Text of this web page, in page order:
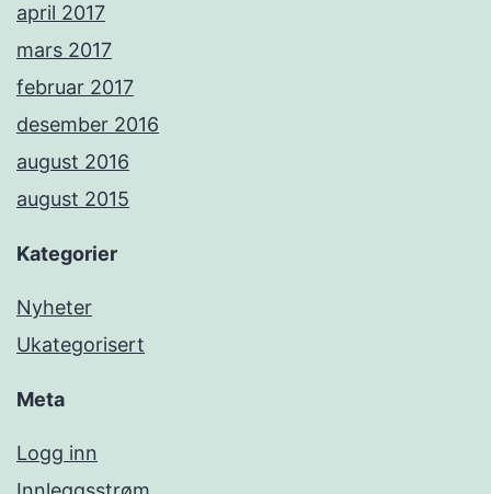
april 2017
mars 2017
februar 2017
desember 2016
august 2016
august 2015
Kategorier
Nyheter
Ukategorisert
Meta
Logg inn